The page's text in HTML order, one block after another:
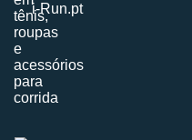
i-Run.pt